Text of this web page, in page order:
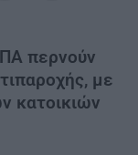
περνούν
με
κατοικιών